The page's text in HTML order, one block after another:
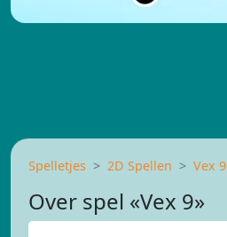
Spelletjes 2D Spellen Vex 9
Over spel «Vex 9»